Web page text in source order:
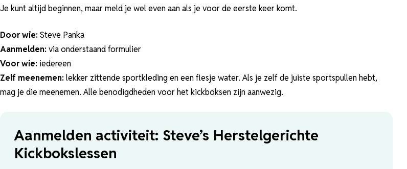
Je kunt altijd beginnen, maar meld je wel even aan als je voor de eerste keer komt.
Door wie: Steve Panka
Aanmelden: via onderstaand formulier
Voor wie: iedereen
Zelf meenemen: lekker zittende sportkleding en een flesje water. Als je zelf de juiste sportspullen hebt,
mag je die meenemen. Alle benodigdheden voor het kickboksen zijn aanwezig.
Aanmelden activiteit: Steve’s Herstelgerichte
Kickbokslessen